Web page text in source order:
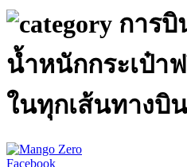
การบิ
น้ำหนักกระเป๋า
ในทุกเส้นทางบิ
Facebook